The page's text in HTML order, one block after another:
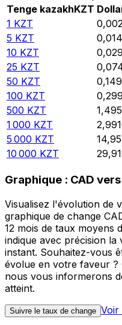
Tenge kazakhKZT
1 KZT
5 KZT
10 KZT
25 KZT
50 KZT
100 KZT
500 KZT
1 000 KZT
5 000 KZT
10 000 KZT
Graphique : CAD
Visualisez l'évolution de
graphique de change
12 mois de taux moyens
indique avec précision
instant. Souhaitez-vous
évolue en votre faveur ?
nous vous informerons
atteint.
Suivre le taux de change Voir